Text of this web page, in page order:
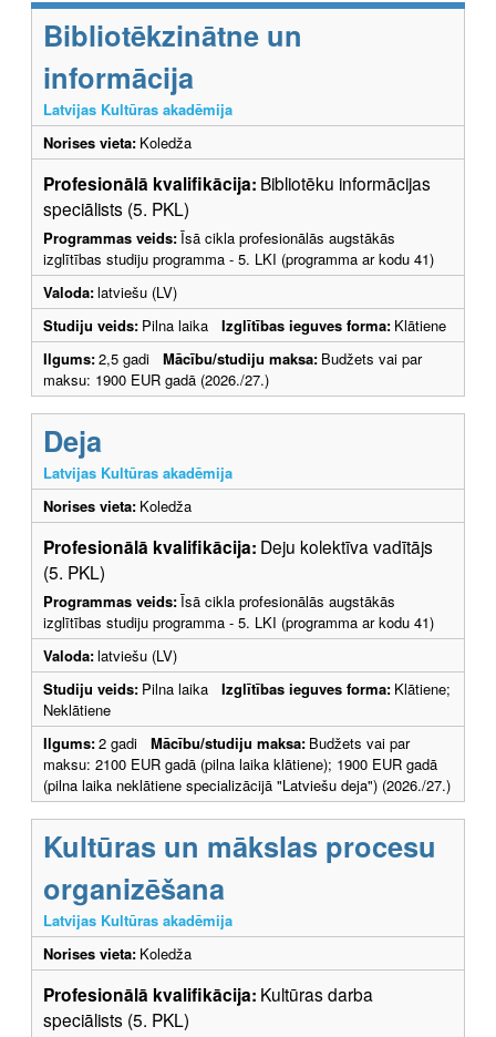
Bibliotēkzinātne un
informācija
Latvijas Kultūras akadēmija
Norises vieta: Koledža
Profesionālā kvalifikācija: Bibliotēku informācijas
speciālists (5. PKL)
Programmas veids:Īsā cikla profesionālās augstākās
izglītības studiju programma - 5. LKI (programma ar kodu 41)
Valoda:latviešu (LV)
Studiju veids: Pilna laika Izglītības ieguves forma: Klātiene
Ilgums:2,5 gadi Mācību/studiju maksa: Budžets vai par
maksu: 1900 EUR gadā (2026./27.)
Deja
Latvijas Kultūras akadēmija
Norises vieta: Koledža
Profesionālā kvalifikācija: Deju kolektīva vadītājs
(5. PKL)
Programmas veids:Īsā cikla profesionālās augstākās
izglītības studiju programma - 5. LKI (programma ar kodu 41)
Valoda:latviešu (LV)
Studiju veids: Pilna laika Izglītības ieguves forma: Klātiene;
Neklātiene
Ilgums:2 gadi Mācību/studiju maksa: Budžets vai par
maksu: 2100 EUR gadā (pilna laika klātiene); 1900 EUR gadā
(pilna laika neklātiene specializācijā "Latviešu deja") (2026./27.)
Kultūras un mākslas procesu
organizēšana
Latvijas Kultūras akadēmija
Norises vieta: Koledža
Profesionālā kvalifikācija: Kultūras darba
speciālists (5. PKL)